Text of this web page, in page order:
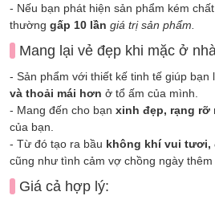
- Nếu bạn phát hiện sản phẩm kém
thường gấp 10 lần giá trị sản phẩm.
Mang lại vẻ đẹp khi mặc ở
- Sản phẩm với thiết kế tinh tế giúp bạn
và thoải mái hơn ở tổ ấm của mình.
- Mang đến cho bạn xinh đẹp, rạng rỡ
của bạn.
- Từ đó tạo ra bầu không khí vui tươi,
cũng như tình cảm vợ chồng ngày thêm
Giá cả hợp lý: